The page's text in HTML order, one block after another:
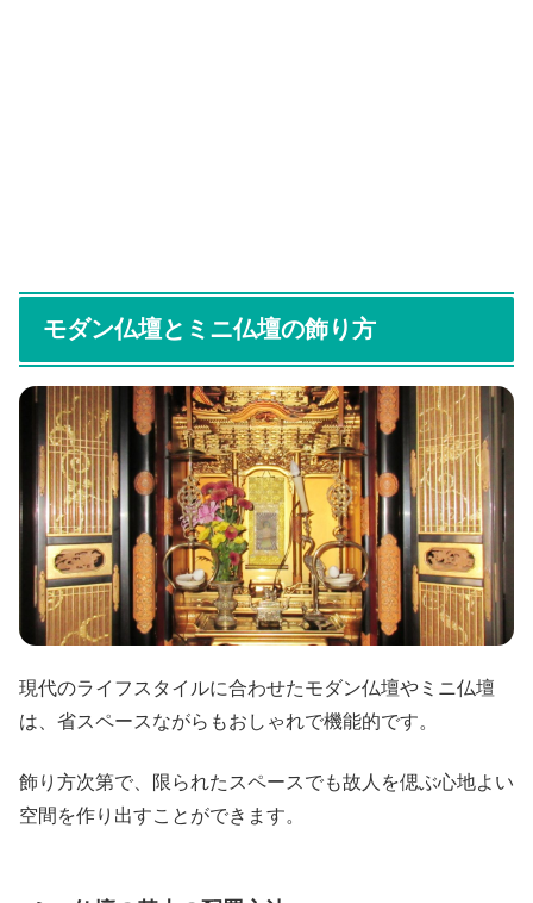
モダン仏壇とミニ仏壇の飾り方
現代のライフスタイルに合わせたモダン仏壇やミニ仏壇
は、省スペースながらもおしゃれで機能的です。
飾り方次第で、限られたスペースでも故人を偲ぶ心地よい
空間を作り出すことができます。